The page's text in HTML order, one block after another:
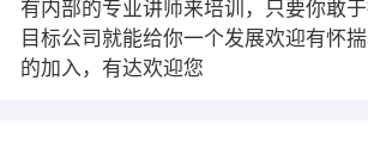
有内部的专业讲师来培训，只要你敢
目标公司就能给你一个发展欢迎有怀
的加入，有达欢迎您